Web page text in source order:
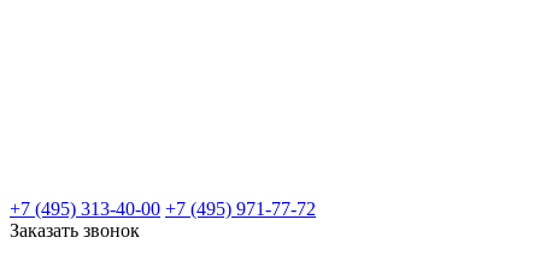
+7 (495) 313-40-00 +7 (495) 971-77-72
Заказать звонок